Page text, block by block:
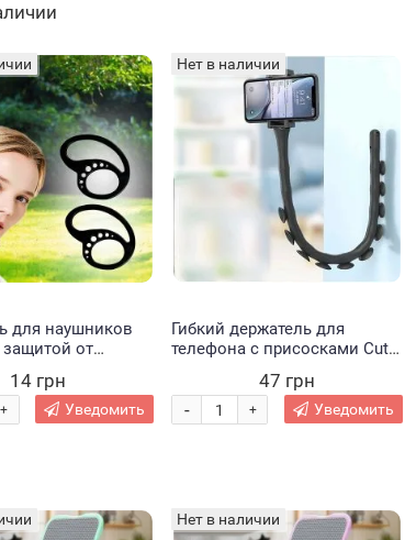
для наушников
защитой от
14 грн
+ Уведомить
Нет в наличии
Гибкий держатель для
телефона с присосками Cute
гаджетов, черный (212)
47 грн
+
- Уведомить
Нет в наличии